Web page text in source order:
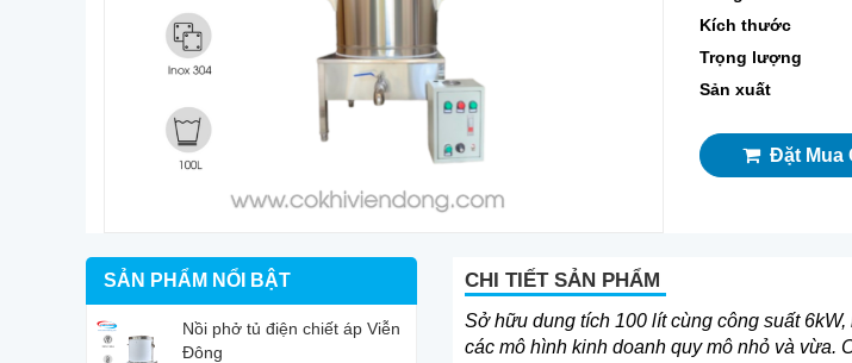
Kích thước
Trọng lượng
Sản xuất
Đặt Mua
CHI TIẾT SẢN PHẨM
Sở hữu dung tích 100 lít cùng công suất
các mô hình kinh doanh quy mô nhỏ và vừa.
SẢN PHẨM NỔI BẬT
Nồi phở tủ điện chiết áp Viễn
Đông